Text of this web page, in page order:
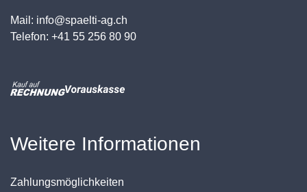
Mail: info@spaelti-ag.ch
Telefon: +41 55 256 80 90
Weitere Informationen
Zahlungsmöglichkeiten